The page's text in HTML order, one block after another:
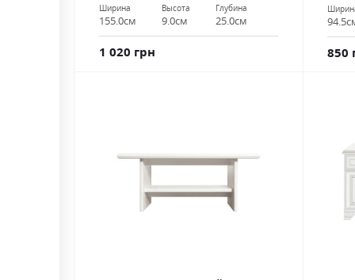
Ширина
155.0см
Высота
9.0см
Глубина
25.0см
1 020 грн 850